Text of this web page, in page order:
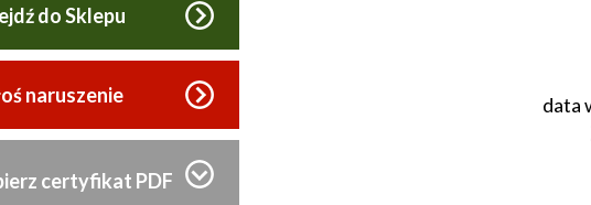
do Sklepu
naruszenie
certyfikat PDF
data